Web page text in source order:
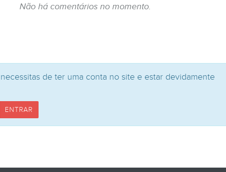
Não há comentários no momento.
de ter uma conta no site e estar devidamente
ENTRAR